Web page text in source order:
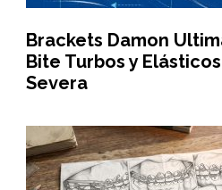
Brackets Damon
Bite Turbos y
Severa